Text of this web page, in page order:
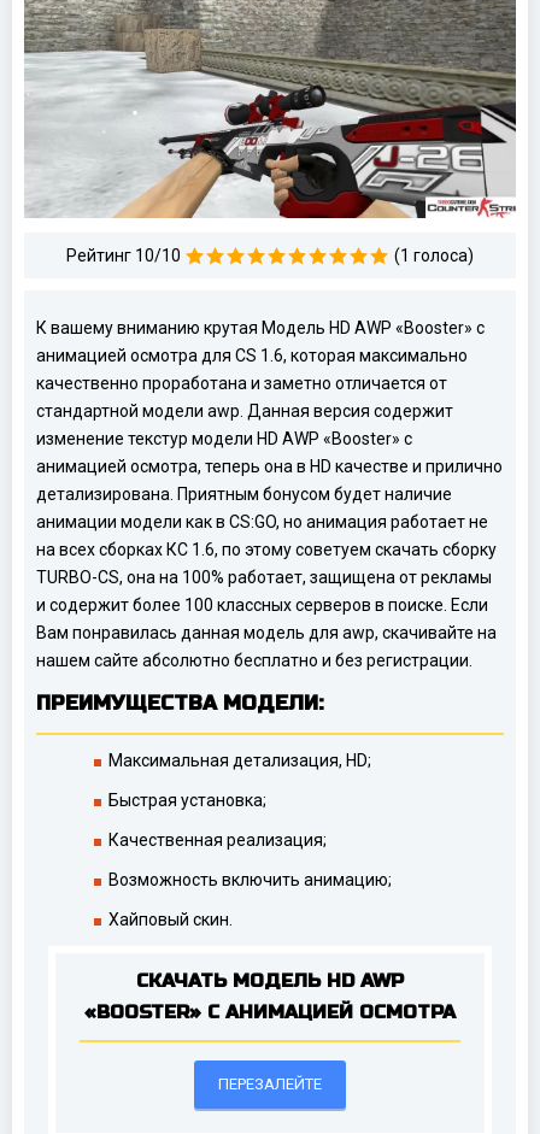
Рейтинг 10/10 (1 голоса)
К вашему вниманию крутая Модель HD AWP «Booster» с
анимацией осмотра для CS 1.6, которая максимально
качественно проработана и заметно отличается от
стандартной модели awp. Данная версия содержит
изменение текстур модели HD AWP «Booster» с
анимацией осмотра, теперь она в HD качестве и прилично
детализирована. Приятным бонусом будет наличие
анимации модели как в CS:GO, но анимация работает не
на всех сборках КС 1.6, по этому советуем скачать сборку
TURBO-CS, она на 100% работает, защищена от рекламы
и содержит более 100 классных серверов в поиске. Если
Вам понравилась данная модель для awp, скачивайте на
нашем сайте абсолютно бесплатно и без регистрации.
ПРЕИМУЩЕСТВА МОДЕЛИ:
Максимальная детализация, HD;
Быстрая установка;
Качественная реализация;
Возможность включить анимацию;
Хайповый скин.
СКАЧАТЬ МОДЕЛЬ HD AWP
«BOOSTER» С АНИМАЦИЕЙ ОСМОТРА
ПЕРЕЗАЛЕЙТЕ